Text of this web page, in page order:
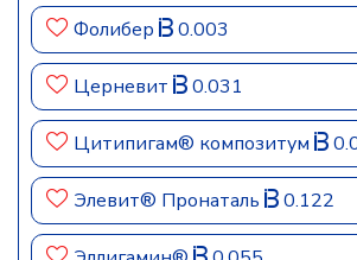
Фолибер 0.003
Церневит 0.031
Цитипигам® композитум
Элевит® Пронаталь 0.122